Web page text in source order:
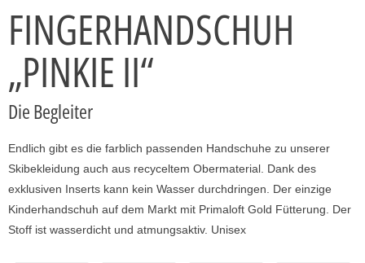
FINGERHANDSCHUH
„PINKIE II“
Die Begleiter
Endlich gibt es die farblich passenden Handschuhe zu unserer
Skibekleidung auch aus recyceltem Obermaterial. Dank des
exklusiven Inserts kann kein Wasser durchdringen. Der einzige
Kinderhandschuh auf dem Markt mit Primaloft Gold Fütterung. Der
Stoff ist wasserdicht und atmungsaktiv. Unisex